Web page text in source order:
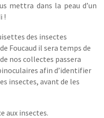
mettra dans la peau d’un
!
des insectes
Foucaud il sera temps de
nos collectes passera
afin d’identifier
insectes, avant de les
aux insectes.